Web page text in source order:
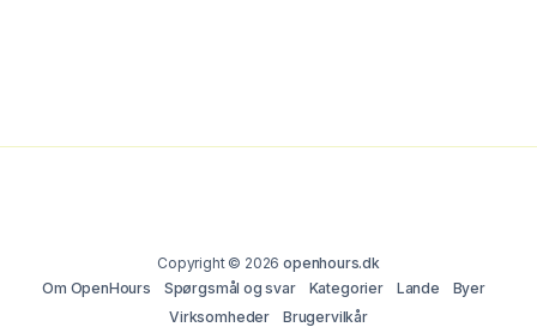
Copyright © 2026openhours.dk
Om OpenHours
Spørgsmål og svar Kategorier Lande
Byer
Virksomheder
Brugervilkår